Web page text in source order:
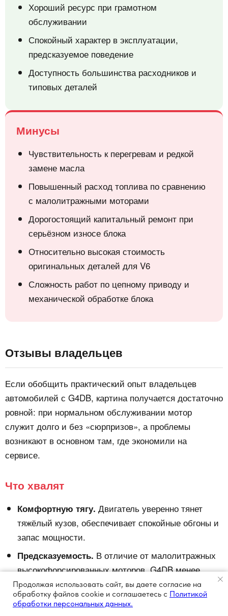
Хороший ресурс при грамотном
обслуживании
Спокойный характер в эксплуатации,
предсказуемое поведение
Доступность большинства расходников и
типовых деталей
Минусы
Чувствительность к перегревам и редкой
замене масла
Повышенный расход топлива по сравнению
с малолитражными моторами
Дорогостоящий капитальный ремонт при
серьёзном износе блока
Относительно высокая стоимость
оригинальных деталей для V6
Сложность работ по цепному приводу и
механической обработке блока
Отзывы владельцев
Если обобщить практический опыт владельцев
автомобилей с G4DB, картина получается достаточно
ровной: при нормальном обслуживании мотор
служит долго и без «сюрпризов», а проблемы
возникают в основном там, где экономили на
сервисе.
Что хвалят
Комфортную тягу. Двигатель уверенно тянет
тяжёлый кузов, обеспечивает спокойные обгоны и
запас мощности.
Предсказуемость. В отличие от малолитражных
высокофорсированных моторов, G4DB менее
капризен при правильном обслуживании.
Работу на низких оборотах.
Продолжая использовать сайт, вы даете согласие на
обработку файлов cookie и соглашаетесь с Политикой
обработки персональных данных.